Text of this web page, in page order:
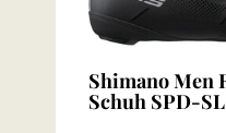
Shimano Men
Schuh SPD-